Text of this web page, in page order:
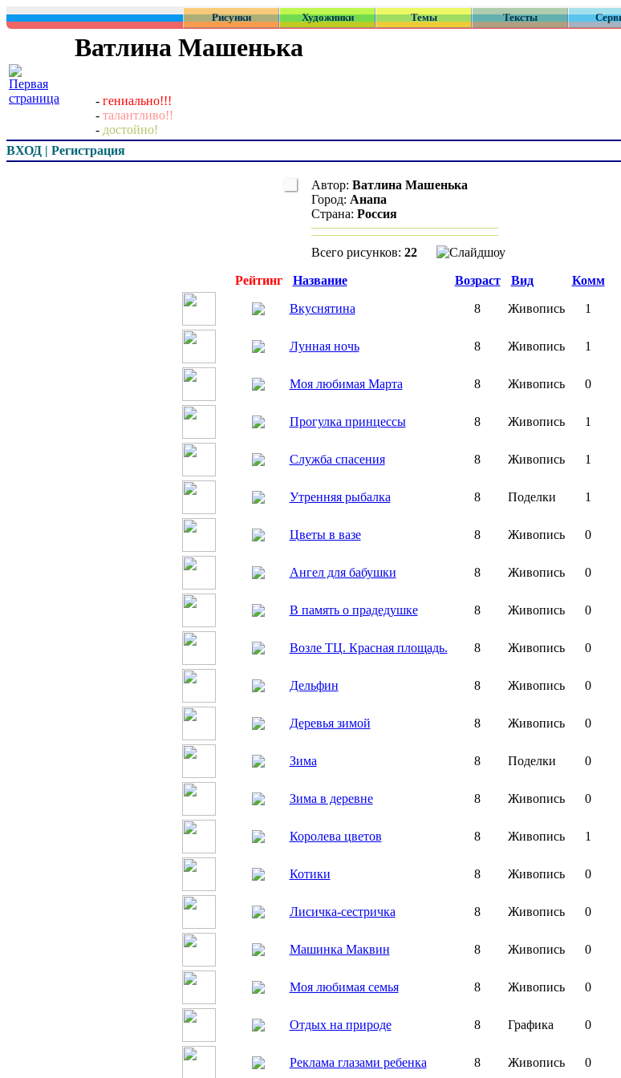
Рисунки Художники Темы Тексты
Ватлина Машенька
- гениально!!!
- талантливо!!
- достойно!
ВХОД | Регистрация
Автор: Ватлина Машенька
Город: Анапа
Страна: Россия
Всего рисунков: 22
Рейтинг Название Возраст Вид Комм
Вкуснятина 8 Живопись 1
Лунная ночь 8 Живопись 1
Моя любимая Марта 8 Живопись 0
Прогулка принцессы 8 Живопись 1
Служба спасения 8 Живопись 1
Утренняя рыбалка 8 Поделки 1
Цветы в вазе 8 Живопись 0
Ангел для бабушки 8 Живопись 0
В память о прадедушке 8 Живопись 0
Возле ТЦ. Красная площадь. 8 Живопись 0
Дельфин 8 Живопись 0
Деревья зимой 8 Живопись 0
Зима 8 Поделки 0
Зима в деревне 8 Живопись 0
Королева цветов 8 Живопись 1
Котики 8 Живопись 0
Лисичка-сестричка 8 Живопись 0
Машинка Маквин 8 Живопись 0
Моя любимая семья 8 Живопись 0
Отдых на природе 8 Графика 0
Реклама глазами ребенка 8 Живопись 0